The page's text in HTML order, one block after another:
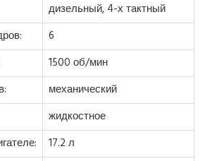
дизельный, 4-х тактный
6
1500 об/мин
механический
жидкостное
17.2 л